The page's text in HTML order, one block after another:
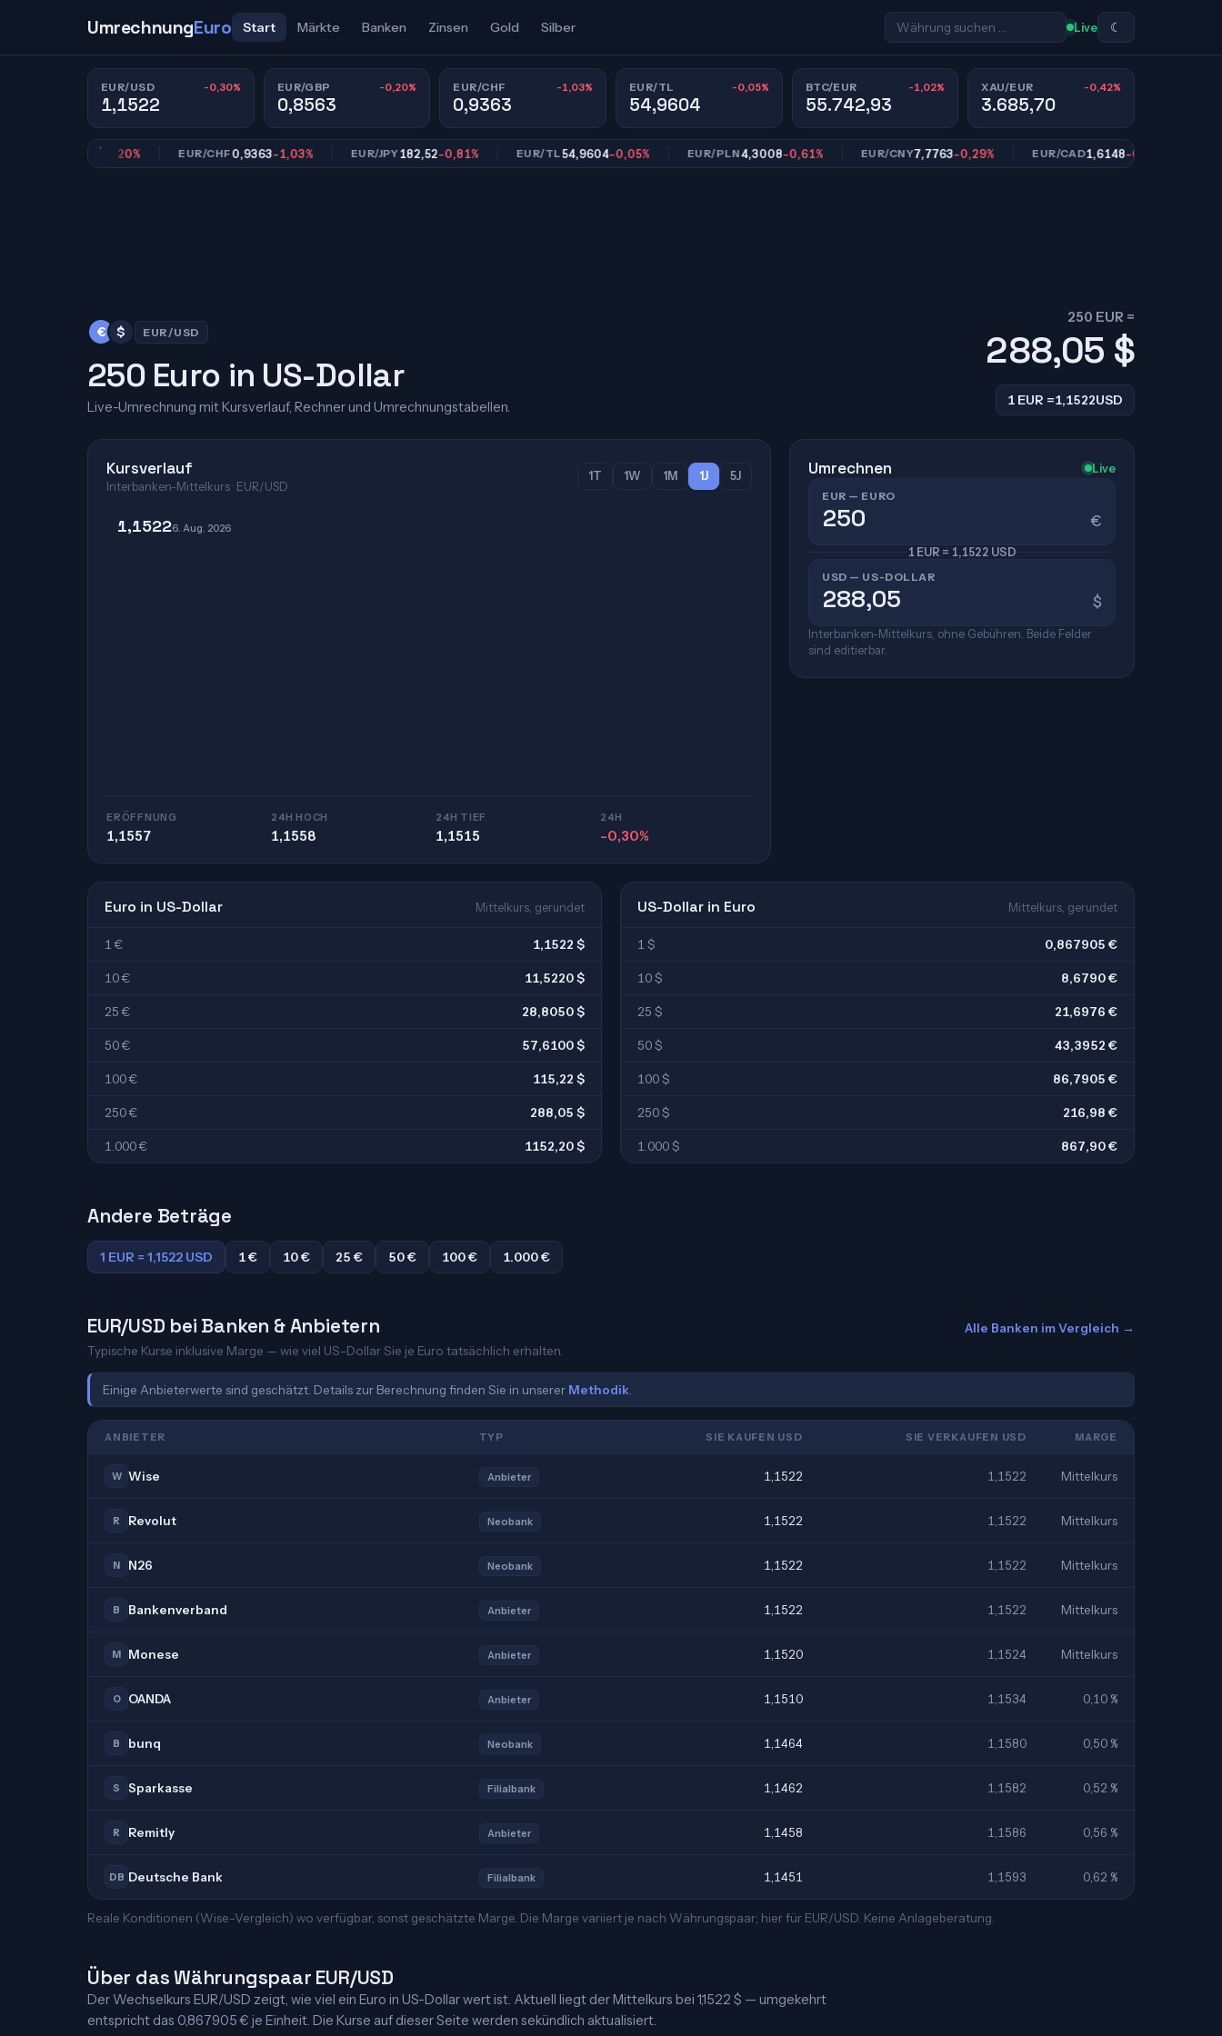
UmrechnungEuro Start Märkte Banken Zinsen Gold Silber Live ☾
EUR/USD -0,30%
1,1522
EUR/GBP -0,20%
0,8563
EUR/CHF -1,03%
0,9363
EUR/TL -0,05%
54,9604
BTC/EUR -1,02%
55.742,93
XAU/EUR -0,42%
3.685,70
-0,20% EUR/CHF0,9363-1,03% EUR/JPY182,52-0,81% EUR/TL54,9604-0,05% EUR/PLN4,3008-0,61% EUR/CNY7,7763-0,29% EUR/CAD1,6148-0,34%
€ $ EUR/USD
250 Euro in US-Dollar
Live-Umrechnung mit Kursverlauf, Rechner und Umrechnungstabellen.
250 EUR =
288,05 $
1 EUR =1,1522USD
Kursverlauf
Interbanken-Mittelkurs · EUR/USD
1T 1W 1M 1J 5J
1,15226. Aug. 2026
ERÖFFNUNG
1,1557
24H HOCH
1,1558
24H TIEF
1,1515
24H
-0,30%
Umrechnen Live
EUR — EURO
€
1 EUR = 1,1522 USD
USD — US-DOLLAR
$
Interbanken-Mittelkurs, ohne Gebühren. Beide Felder
sind editierbar.
Euro in US-Dollar Mittelkurs, gerundet
1 € 1,1522 $
10 € 11,5220 $
25 € 28,8050 $
50 € 57,6100 $
100 € 115,22 $
250 € 288,05 $
1.000 € 1152,20 $
US-Dollar in Euro Mittelkurs, gerundet
1 $ 0,867905 €
10 $ 8,6790 €
25 $ 21,6976 €
50 $ 43,3952 €
100 $ 86,7905 €
250 $ 216,98 €
1.000 $ 867,90 €
Andere Beträge
1 EUR = 1,1522 USD 1 € 10 € 25 € 50 € 100 € 1.000 €
EUR/USD bei Banken & Anbietern
Typische Kurse inklusive Marge — wie viel US-Dollar Sie je Euro tatsächlich erhalten.
Alle Banken im Vergleich →
Einige Anbieterwerte sind geschätzt. Details zur Berechnung finden Sie in unserer Methodik
ANBIETER TYP SIE KAUFEN USD SIE VERKAUFEN USD MARGE
W Wise Anbieter 1,1522 1,1522 Mittelkurs
R Revolut Neobank 1,1522 1,1522 Mittelkurs
N N26 Neobank 1,1522 1,1522 Mittelkurs
B Bankenverband Anbieter 1,1522 1,1522 Mittelkurs
M Monese Anbieter 1,1520 1,1524 Mittelkurs
O OANDA Anbieter 1,1510 1,1534 0,10 %
B bunq Neobank 1,1464 1,1580 0,50 %
S Sparkasse Filialbank 1,1462 1,1582 0,52 %
R Remitly Anbieter 1,1458 1,1586 0,56 %
DB Deutsche Bank Filialbank 1,1451 1,1593 0,62 %
Reale Konditionen (Wise-Vergleich) wo verfügbar, sonst geschätzte Marge. Die Marge variiert je nach Währungspaar; hier für EUR/USD. Keine Anlageberatung.
Über das Währungspaar EUR/USD
Der Wechselkurs EUR/USD zeigt, wie viel ein Euro in US-Dollar wert ist. Aktuell liegt der Mittelkurs bei 1,1522 $ — umgekehrt
entspricht das 0,867905 € je Einheit. Die Kurse auf dieser Seite werden sekündlich aktualisiert.